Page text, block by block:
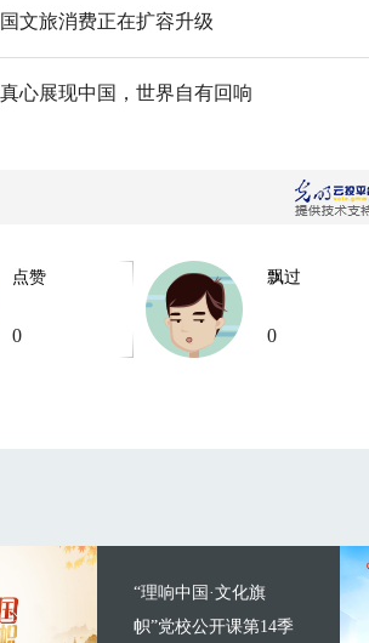
文旅消费正在扩容升级
心展现中国，世界自有回响
点赞
0
飘过
0
“理响中国·文化旗
帜”党校公开课第14季